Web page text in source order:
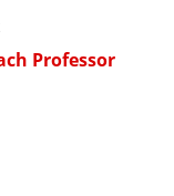
Professor